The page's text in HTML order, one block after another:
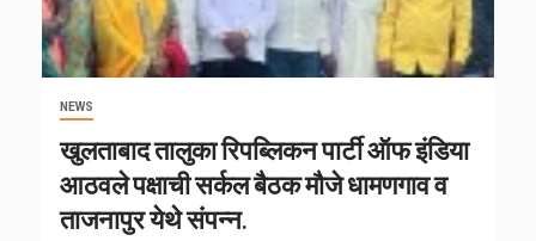
NEWS
खुलताबाद तालुका रिपब्लिकन पार्टी ऑफ इंडिया
आठवले पक्षाची सर्कल बैठक मौजे धामणगाव व
ताजनापुर येथे संपन्न.